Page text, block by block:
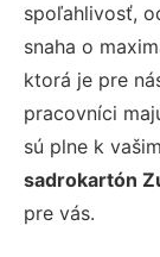
spoľahlivosť,
snaha o
ktorá je pre
pracovníci
sú plne k
sadrokartón
pre vás.